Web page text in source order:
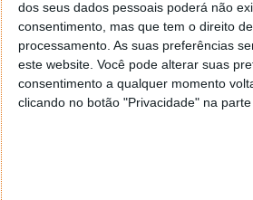
dos seus dados pessoais poderá não
consentimento, mas que tem o direito
processamento. As suas preferências
este website. Você pode alterar suas
consentimento a qualquer momento
clicando no botão "Privacidade" na
Mesma arquitetura, apenas
a mesma arquitetura Helix
logísticas foi aplicada
de roupa - sem
hiperparâmetros de treino. A
conjunto de dados.